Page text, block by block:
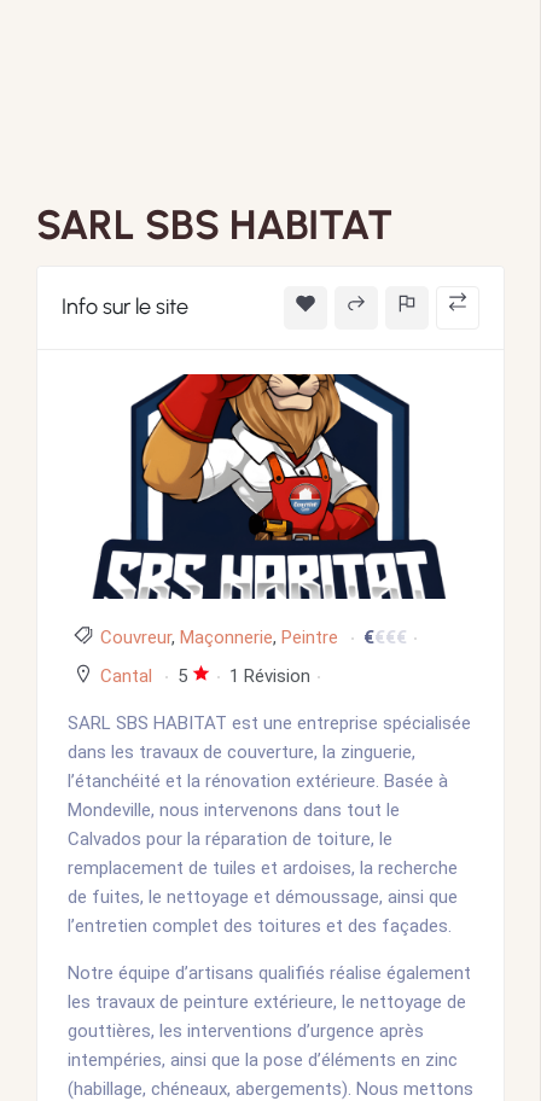
SARL SBS HABITAT
Info sur le site
Couvreur, Maçonnerie, Peintre €€€€
Cantal
5 1 Révision
SARL SBS HABITAT est une entreprise spécialisée
dans les travaux de couverture, la zinguerie,
l’étanchéité et la rénovation extérieure. Basée à
Mondeville, nous intervenons dans tout le
Calvados pour la réparation de toiture, le
remplacement de tuiles et ardoises, la recherche
de fuites, le nettoyage et démoussage, ainsi que
l’entretien complet des toitures et des façades.
Notre équipe d’artisans qualifiés réalise également
les travaux de peinture extérieure, le nettoyage de
gouttières, les interventions d’urgence après
intempéries, ainsi que la pose d’éléments en zinc
(habillage, chéneaux, abergements). Nous mettons